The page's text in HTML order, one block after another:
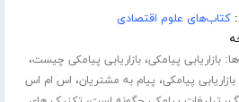
کتاب‌های علوم اقتصادی
بازاریابی پیامکی،بازاریابی پیامکی چیست،
پیامکی، پیام به مشتریان، اس ام اس